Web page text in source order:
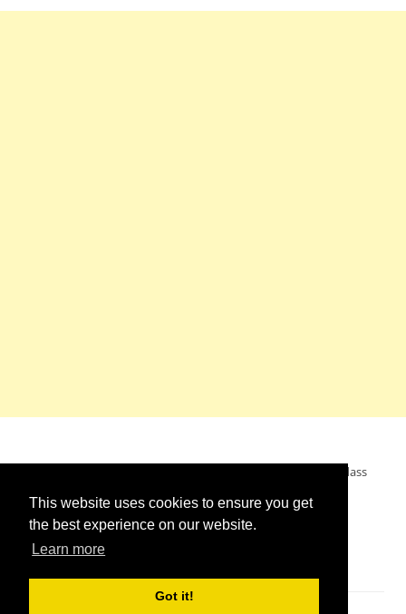
This website uses cookies to ensure you get
the best experience on our website.
Learn more
Got it!
Mein Wunsch: dass alle Menschen ohne Krieg leben dürfen, dass
alle Menschen den Krieg verurteilen und sich von den
Kriegstreibern abwenden. Das wünsche ich mir.